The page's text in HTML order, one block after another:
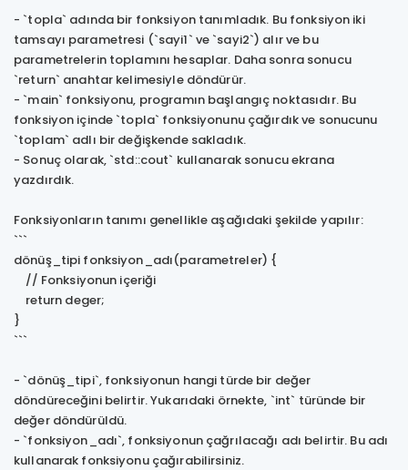
- `topla` adında bir fonksiyon tanımladık. Bu fonksiyon iki
tamsayı parametresi (`sayi1` ve `sayi2`) alır ve bu
parametrelerin toplamını hesaplar. Daha sonra sonucu
`return` anahtar kelimesiyle döndürür.
- `main` fonksiyonu, programın başlangıç noktasıdır. Bu
fonksiyon içinde `topla` fonksiyonunu çağırdık ve sonucunu
`toplam` adlı bir değişkende sakladık.
- Sonuç olarak, `std::cout` kullanarak sonucu ekrana
yazdırdık.
Fonksiyonların tanımı genellikle aşağıdaki şekilde yapılır:
```
dönüş_tipi fonksiyon_adı(parametreler) {
// Fonksiyonun içeriği
return deger;
}
```
- `dönüş_tipi`, fonksiyonun hangi türde bir değer
döndüreceğini belirtir. Yukarıdaki örnekte, `int` türünde bir
değer döndürüldü.
- `fonksiyon_adı`, fonksiyonun çağrılacağı adı belirtir. Bu adı
kullanarak fonksiyonu çağırabilirsiniz.